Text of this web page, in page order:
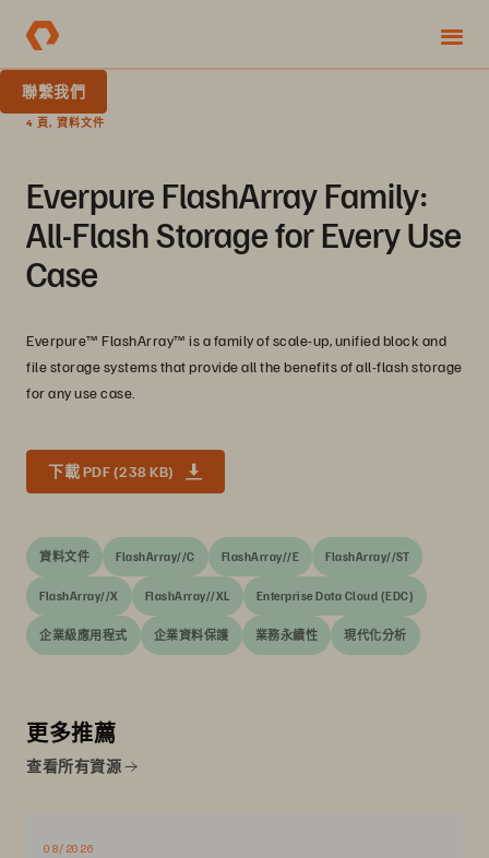
聯繫我們
4 頁, 資料文件
Everpure FlashArray Family:
All-Flash Storage for Every Use
Case
Everpure™ FlashArray™ is a family of scale-up, unified block and
file storage systems that provide all the benefits of all-flash storage
for any use case.
下載 PDF (238 KB)
資料文件 FlashArray//C FlashArray//E FlashArray//ST
FlashArray//X FlashArray//XL Enterprise Data Cloud (EDC)
企業級應用程式 企業資料保護 業務永續性 現代化分析
更多推薦
查看所有資源
08/2026